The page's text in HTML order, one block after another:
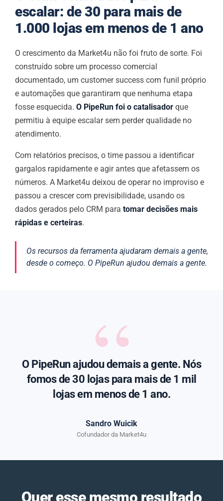
escalar: de 30 para mais de
1.000 lojas em menos de 1 ano
O crescimento da Market4u não foi fruto de sorte. Foi
construído sobre um processo comercial
documentado, um customer success com funil próprio
e automações que garantiram que nenhuma etapa
fosse esquecida. O PipeRun foi o catalisador que
permitiu à equipe escalar sem perder qualidade no
atendimento.
Com relatórios precisos, o time passou a identificar
gargalos rapidamente e agir antes que afetassem os
números. A Market4u deixou de operar no improviso e
passou a crescer com previsibilidade, usando os
dados gerados pelo CRM para tomar decisões mais
rápidas e certeiras.
Os recursos da ferramenta ajudaram demais a gente,
desde o começo. O PipeRun ajudou demais a gente.
“
O PipeRun ajudou demais a gente. Nós
fomos de 30 lojas para mais de 1 mil
lojas em menos de 1 ano.
Sandro Wuicik
Cofundador da Market4u
Quer esse mesmo resultado